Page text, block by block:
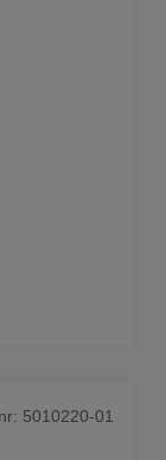
5010220-01